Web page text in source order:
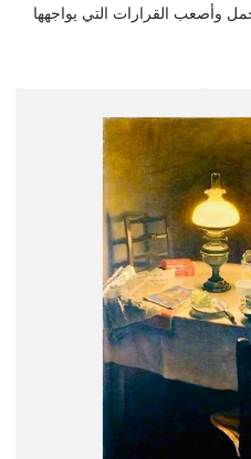
وأصعب القرارات التي يواجهها